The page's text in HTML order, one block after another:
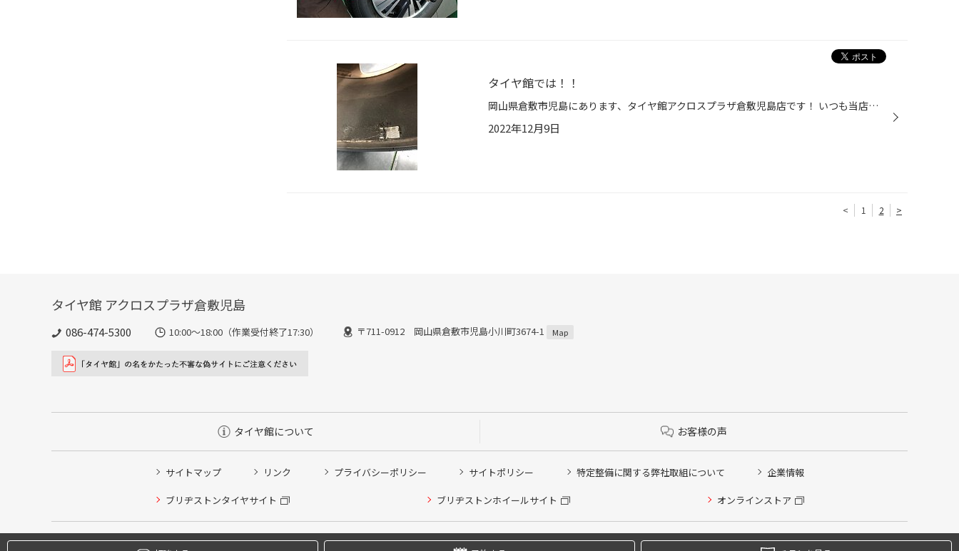
タイヤ館では！！
岡山県倉敷市児島にあります、タイヤ館アクロスプラザ倉敷児島店です！ いつも当店のWEBページをご覧いただきありがとうございます！ タイヤの内のノリもなるべく綺麗にしていきます。 お気軽にスタッフにお問い合わせください(^^)/ タイヤ館 アクロスプラザ倉敷児島住所：711-0912岡山県倉敷市児島...
2022年12月9日
< 1 2 >
タイヤ館 アクロスプラザ倉敷児島
086-474-5300 10:00〜18:00（作業受付終了17:30） 〒711-0912 岡山県倉敷市児島小川町3674-1 Map
タイヤ館について お客様の声
サイトマップ リンク プライバシーポリシー サイトポリシー 特定整備に関する弊社取組について 企業情報
ブリヂストンタイヤサイト ブリヂストンホイールサイト オンラインストア
Copyright © 2024 Bridgestone Retail Co.,Ltd. All rights Reserved.
タイヤ点検・安全点検/タイヤ履き替え/オイル交換/その他ピット作業の予約
クローク契約会員専用タイヤ履き替え※タイヤ履き替えを希望のクローク契約会員の方はこちらを選択ください
本日のタイヤ履き替え順番待ち予約 ※クローク契約会員の方はご利用いただけません